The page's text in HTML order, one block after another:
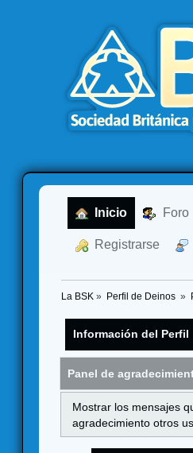
Inicio Foro
Registrarse
La BSK » Perfil de Deinos »
Información del Perfil
Panel de
Mostrar los mensajes
agradecimiento otros